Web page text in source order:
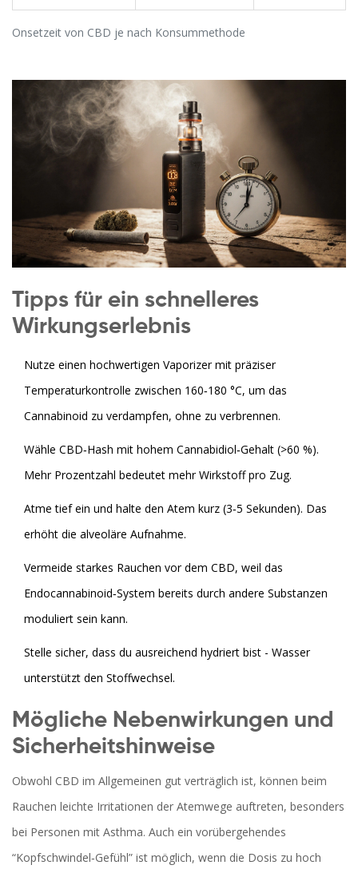
Onsetzeit von CBD je nach Konsummethode
Tipps für ein schnelleres
Wirkungserlebnis
Nutze einen hochwertigen Vaporizer mit präziser
Temperaturkontrolle zwischen 160‑180 °C, um das
Cannabinoid zu verdampfen, ohne zu verbrennen.
Wähle CBD‑Hash mit hohem Cannabidiol‑Gehalt (>60 %).
Mehr Prozentzahl bedeutet mehr Wirkstoff pro Zug.
Atme tief ein und halte den Atem kurz (3‑5 Sekunden). Das
erhöht die alveoläre Aufnahme.
Vermeide starkes Rauchen vor dem CBD, weil das
Endocannabinoid‑System bereits durch andere Substanzen
moduliert sein kann.
Stelle sicher, dass du ausreichend hydriert bist - Wasser
unterstützt den Stoffwechsel.
Mögliche Nebenwirkungen und
Sicherheitshinweise
Obwohl CBD im Allgemeinen gut verträglich ist, können beim
Rauchen leichte Irritationen der Atemwege auftreten, besonders
bei Personen mit Asthma. Auch ein vorübergehendes
“Kopfschwindel‑Gefühl” ist möglich, wenn die Dosis zu hoch